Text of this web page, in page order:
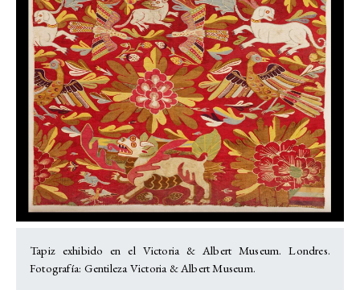
Tapiz exhibido en el Victoria & Albert Museum. Londres.
Fotografía: Gentileza Victoria & Albert Museum.